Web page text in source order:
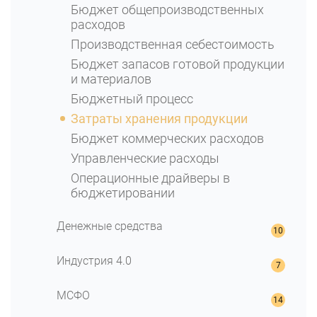
Бюджет общепроизводственных
расходов
Производственная себестоимость
Бюджет запасов готовой продукции
и материалов
Бюджетный процесс
Затраты хранения продукции
Бюджет коммерческих расходов
Управленческие расходы
Операционные драйверы в
бюджетировании
Денежные средства
средств
средств (БДДС)
Индустрия 4.0
Прогноз методом ARIMA
МСФО